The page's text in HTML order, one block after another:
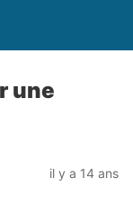
une
il y a 14 ans